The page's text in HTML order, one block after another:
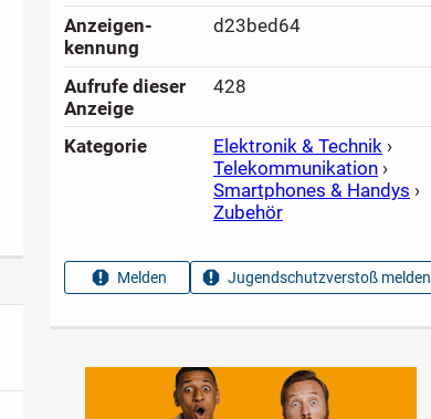
Anzeigen­
kennung
d23bed64
Aufrufe dieser
Anzeige
428
Kategorie Elektronik & Technik ›
Telekommunikation ›
Smartphones & Handys ›
Zubehör
Melden Jugendschutzverstoß melden